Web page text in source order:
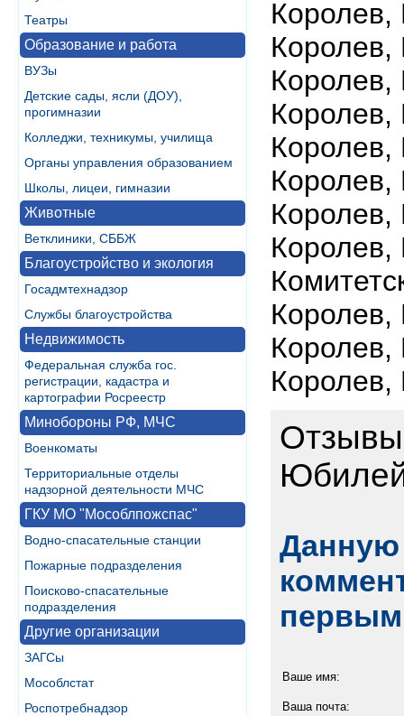
Театры
Образование и работа
ВУЗы
Детские сады, ясли (ДОУ),
прогимназии
Колледжи, техникумы, училища
Органы управления образованием
Школы, лицеи, гимназии
Животные
Ветклиники, СББЖ
Благоустройство и экология
Госадмтехнадзор
Службы благоустройства
Недвижимость
Федеральная служба гос.
регистрации, кадастра и
картографии Росреестр
Минобороны РФ, МЧС
Военкоматы
Территориальные отделы
надзорной деятельности МЧС
ГКУ МО "Мособлпожспас"
Водно-спасательные станции
Пожарные подразделения
Поисково-спасательные
подразделения
Другие организации
ЗАГСы
Мособлстат
Роспотребнадзор
Отзывы
Данную
Ваше имя:
Ваша почта: